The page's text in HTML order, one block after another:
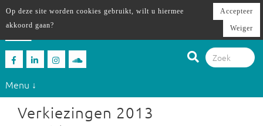
Menu ↓
Verkiezingen 2013
Op deze site worden cookies gebruikt, wilt u hiermee
akkoord gaan?
Accepteer
Weiger